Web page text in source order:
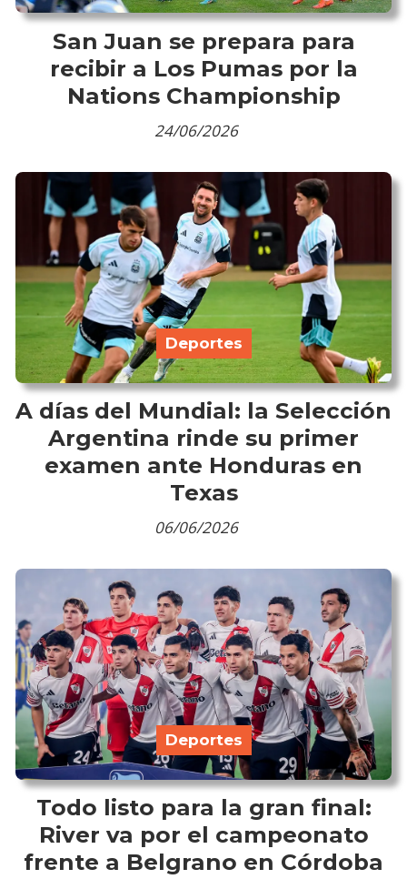
San Juan se prepara para
recibir a Los Pumas por la
Nations Championship
24/06/2026
A días del Mundial: la Selección
Argentina rinde su primer
examen ante Honduras en
Texas
Deportes
06/06/2026
Todo listo para la gran final:
River va por el campeonato
frente a Belgrano en Córdoba
Deportes